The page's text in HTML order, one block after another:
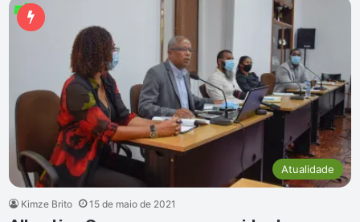
Atualidade
Kimze Brito 15 de maio de 2021